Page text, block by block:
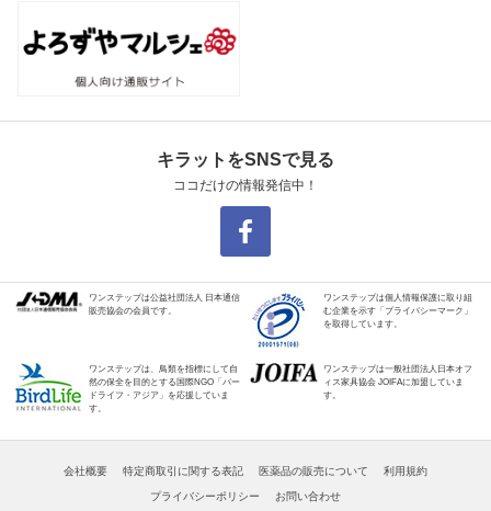
キラットをSNSで見る
ココだけの情報発信中！
ワンステップは公益社団法人 日本通信
販売協会の会員です。
ワンステップは個人情報保護に取り組
む企業を示す「プライバシーマーク」
を取得しています。
ワンステップは、鳥類を指標にして自
然の保全を目的とする国際NGO「バー
ドライフ・アジア」を応援していま
す。
ワンステップは一般社団法人日本オフ
ィス家具協会 JOIFAに加盟していま
す。
会社概要 特定商取引に関する表記 医薬品の販売について 利用規約
プライバシーポリシー お問い合わせ